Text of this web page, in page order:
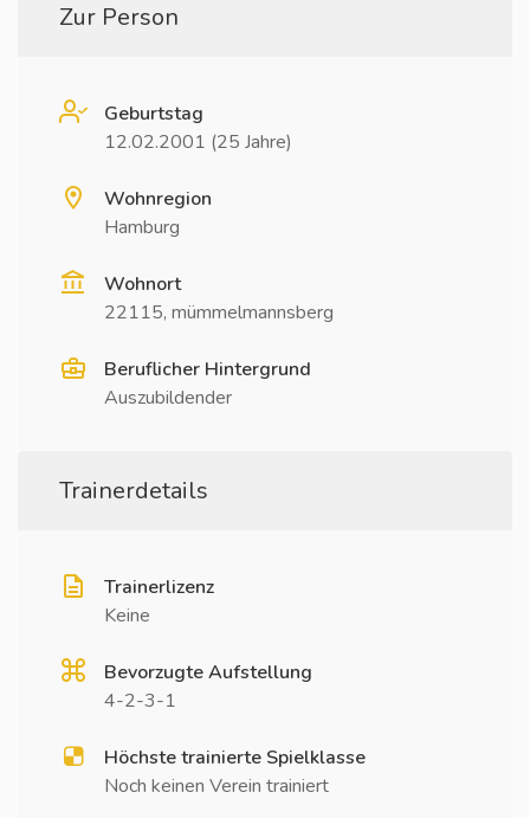
Zur Person
Geburtstag
12.02.2001 (25 Jahre)
Wohnregion
Hamburg
Wohnort
22115, mümmelmannsberg
Beruflicher Hintergrund
Auszubildender
Trainerdetails
Trainerlizenz
Keine
Bevorzugte Aufstellung
4-2-3-1
Höchste trainierte Spielklasse
Noch keinen Verein trainiert